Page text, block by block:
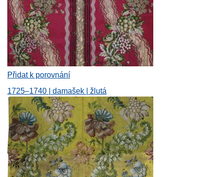
Přidat k porovnání
1725–1740 | damašek | žlutá